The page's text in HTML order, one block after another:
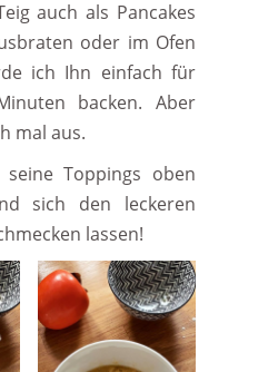
auch als Pancakes
oder im Ofen
ich Ihn einfach für
backen. Aber
mal aus.
Toppings oben
sich den leckeren
lassen!